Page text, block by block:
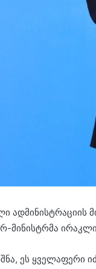
ადმინისტრაციის
მინისტრმა
ეს ყველაფერი